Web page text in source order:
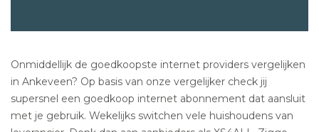
Onmiddellijk de goedkoopste internet providers vergelijken
in Ankeveen? Op basis van onze vergelijker check jij
supersnel een goedkoop internet abonnement dat aansluit
met je gebruik. Wekelijks switchen vele huishoudens van